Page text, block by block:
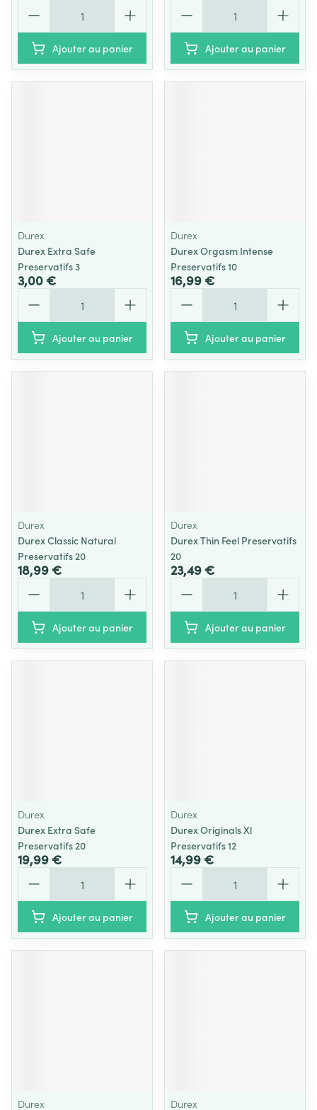
Ajouter au panier Ajouter au panier
Durex
Durex Extra Safe
Preservatifs 3
3,00 €
Ajouter au panier
Durex
Durex Orgasm Intense
Preservatifs 10
16,99 €
Ajouter au panier
Durex
Durex Classic Natural
Preservatifs 20
18,99 €
Ajouter au panier
Durex
Durex Thin Feel Preservatifs
20
23,49 €
Ajouter au panier
Durex
Durex Extra Safe
Preservatifs 20
19,99 €
Ajouter au panier
Durex
Durex Originals Xl
Preservatifs 12
14,99 €
Ajouter au panier
Durex Durex